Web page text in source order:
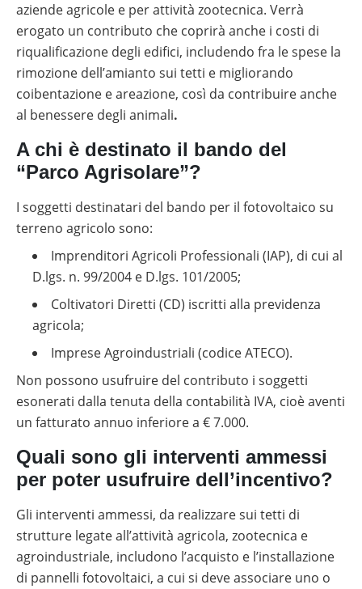
Batterie
compatibili
con
inverter
fotovoltaici
Tabelle
comparative
materiale
Cataloghi
Memodo
materiale
fotovoltaico
aziende agricole e per attività zootecnica. Verrà
erogato un contributo che coprirà anche i costi di
riqualificazione degli edifici, includendo fra le spese la
rimozione dell’amianto sui tetti e migliorando
coibentazione e areazione, così da contribuire anche
al benessere degli animali.
A chi è destinato il bando del
“Parco Agrisolare”?
I soggetti destinatari del bando per il fotovoltaico su
terreno agricolo sono:
Imprenditori Agricoli Professionali (IAP), di cui al
D.lgs. n. 99/2004 e D.lgs. 101/2005;
Coltivatori Diretti (CD) iscritti alla previdenza
agricola;
Imprese Agroindustriali (codice ATECO).
Non possono usufruire del contributo i soggetti
esonerati dalla tenuta della contabilità IVA, cioè aventi
un fatturato annuo inferiore a € 7.000.
Quali sono gli interventi ammessi
per poter usufruire dell’incentivo?
Gli interventi ammessi, da realizzare sui tetti di
strutture legate all’attività agricola, zootecnica e
agroindustriale, includono l’acquisto e l’installazione
di pannelli fotovoltaici, a cui si deve associare uno o